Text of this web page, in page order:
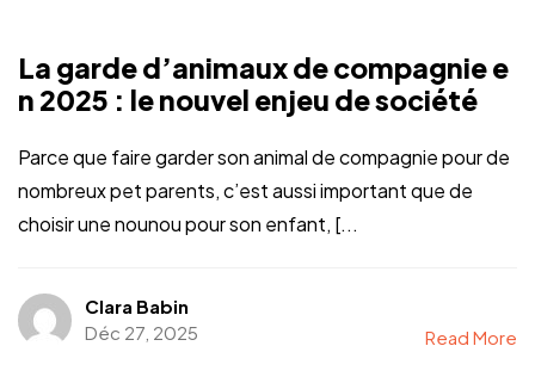
La garde d’animaux de compagnie e
n 2025 : le nouvel enjeu de société
Parce que faire garder son animal de compagnie pour de
nombreux pet parents, c’est aussi important que de
choisir une nounou pour son enfant, [...
Clara Babin
Déc 27, 2025
Read More